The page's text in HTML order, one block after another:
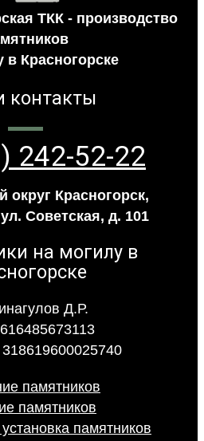
ТКК - производство
в Красногорске
контакты
242-52-22
округ Красногорск,
Советская, д. 101
Д.Р.
памятников
памятников
памятников